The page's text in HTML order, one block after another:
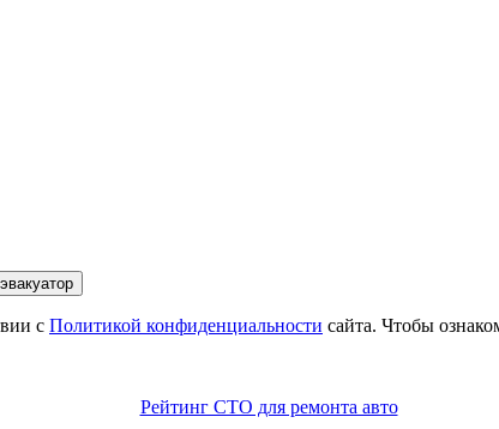
с Политикой конфиденциальности сайта. Чтобы
Рейтинг СТО для ремонта авто